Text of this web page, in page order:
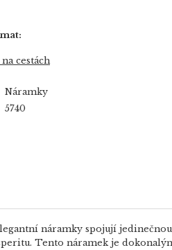
cestách
Náramky
5740
náramky spojují
Tento náramek je